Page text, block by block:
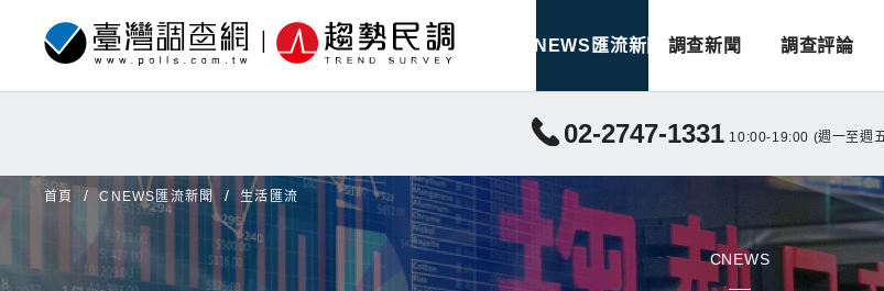
CNEWS匯流新聞 調查新聞 調查評論
02-2747-1331 10:00-19:00 (週一至週
首頁 CNEWS匯流新聞 生活匯流
CNEWS